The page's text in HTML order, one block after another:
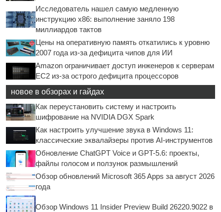
Исследователь нашел самую медленную
инструкцию x86: выполнение заняло 198
миллиардов тактов
Цены на оперативную память откатились к уровню
2007 года из-за дефицита чипов для ИИ
Amazon ограничивает доступ инженеров к серверам
EC2 из-за острого дефицита процессоров
новое в обзорах и гайдах
Как переустановить систему и настроить
шифрование на NVIDIA DGX Spark
Как настроить улучшение звука в Windows 11:
классические эквалайзеры против AI-инструментов
Обновление ChatGPT Voice и GPT-5.6: проекты,
файлы голосом и ползунок размышлений
Обзор обновлений Microsoft 365 Apps за август 2026
года
Обзор Windows 11 Insider Preview Build 26220.9022 в